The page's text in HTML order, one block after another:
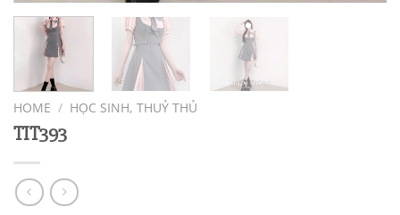
HOME / HỌC SINH, THUỶ THỦ
TIT393